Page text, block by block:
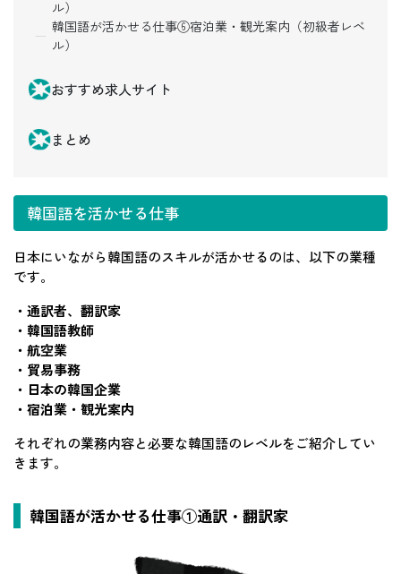
ル）
韓国語が活かせる仕事⑥宿泊業・観光案内（初級者レベ
ル）
おすすめ求人サイト
まとめ
韓国語を活かせる仕事
日本にいながら韓国語のスキルが活かせるのは、以下の業種
です。
・通訳者、翻訳家
・韓国語教師
・航空業
・貿易事務
・日本の韓国企業
・宿泊業・観光案内
それぞれの業務内容と必要な韓国語のレベルをご紹介してい
きます。
韓国語が活かせる仕事①通訳・翻訳家